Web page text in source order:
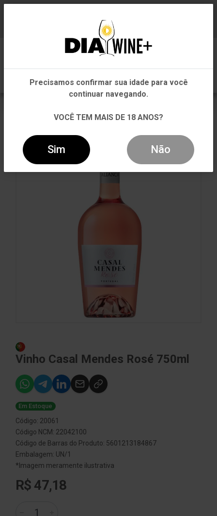
VINHO CASAL MENDES ROSÉ 750ML
Vinho Casal Mendes Rosé 750ml
Em Estoque
Código: 20061
Código NCM: 22042100
Código de Barras do Produto: 5601213184867
Embalagem: UN/1
*Imagem meramente ilustrativa
R$ 47,18
Em que Estado você está?
Pernambuco
Outros Estados
Precisamos confirmar sua idade para você
continuar navegando.
VOCÊ TEM MAIS DE 18 ANOS?
Sim Não